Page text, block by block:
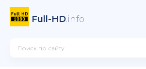
Full-HD.info